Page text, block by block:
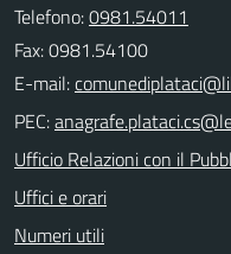
Telefono:0981.54011
Fax: 0981.54100
E-mail:
PEC:
Ufficio Relazioni con il
Uffici e orari
Numeri utili